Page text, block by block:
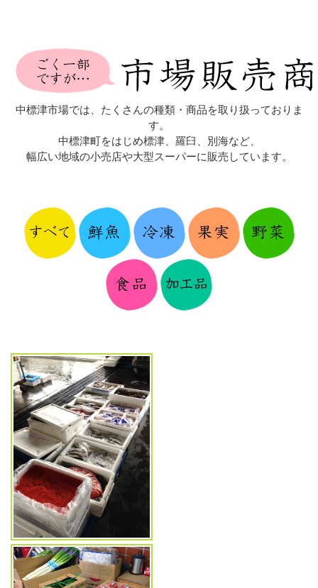
中標津市場では、たくさんの種類・商品を取り扱っておりま
す。
中標津町をはじめ標津、羅臼、別海など、
幅広い地域の小売店や大型スーパーに販売しています。